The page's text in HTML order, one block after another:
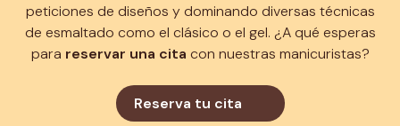
peticiones de diseños y dominando diversas técnicas
de esmaltado como el clásico o el gel. ¿A qué esperas
para reservar una cita con nuestras manicuristas?
Reserva tu cita